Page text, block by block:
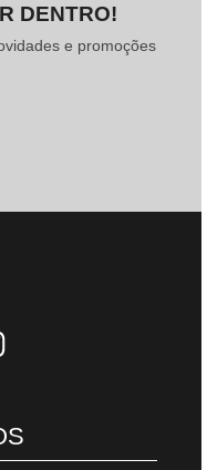
DENTRO!
e promoções